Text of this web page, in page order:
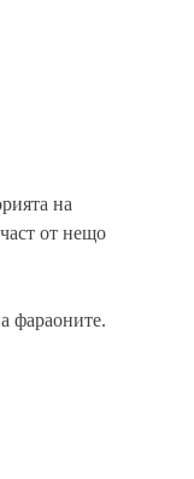
на
от нещо
фараоните.